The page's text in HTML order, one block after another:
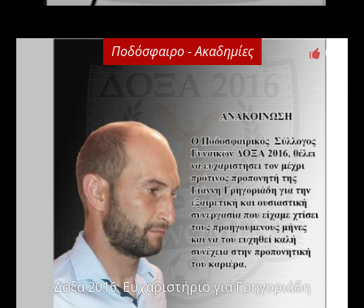
Ποδόσφαιρο - Ακαδημίες 0
Δόξα 2016: Ευχαριστήριο για Γρηγοριάδη